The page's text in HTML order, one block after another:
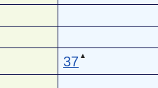
37 ▲